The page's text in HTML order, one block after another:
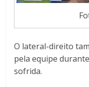
O lateral-direito
pela equipe
sofrida.